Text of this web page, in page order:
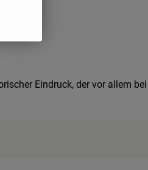
Eindruck, der vor allem